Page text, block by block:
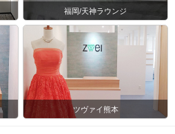
8程度で進行予定。（最少開催人
4対4）
集締め切り以降のキャンセルによ
は男女差が変動する場合がござい
。
ートフォン
福岡/天神ラウンジ
ツヴァイ熊本